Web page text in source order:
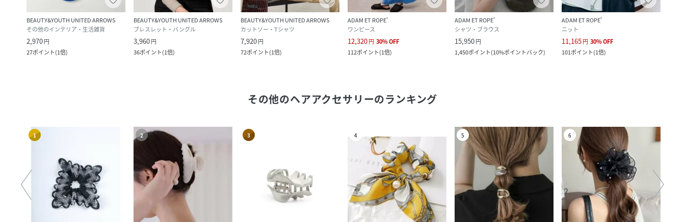
BEAUTY&YOUTH UNITED ARROWS
その他のインテリア・生活雑貨
2,970円
27ポイント(1倍)
BEAUTY&YOUTH UNITED ARROWS
ブレスレット・バングル
3,960円
36ポイント(1倍)
BEAUTY&YOUTH UNITED ARROWS
カットソー・Tシャツ
7,920円
72ポイント(1倍)
ADAM ET ROPE'
ワンピース
12,320円 30%OFF
112ポイント(1倍)
ADAM ET ROPE'
シャツ・ブラウス
15,950円
1,450ポイント(10%ポイントバック)
ADAM ET ROPE'
ニット
11,165円 30%OFF
101ポイント(1倍)
その他のヘアアクセサリーのランキング
1 2 3 4 5 6